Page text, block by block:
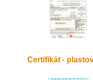
Certifikát -